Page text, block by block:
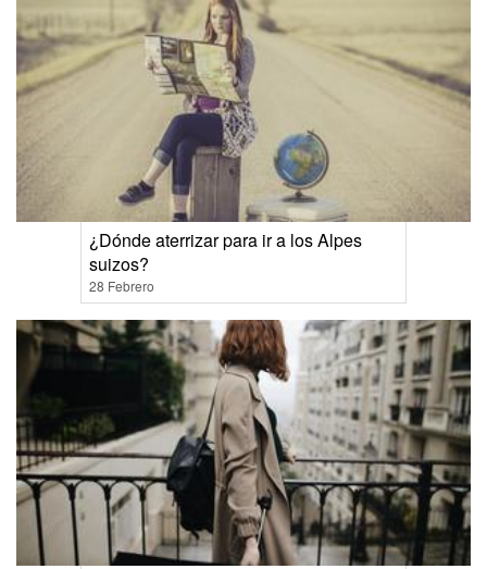
¿Dónde aterrizar para ir a los Alpes
suizos?
28 Febrero